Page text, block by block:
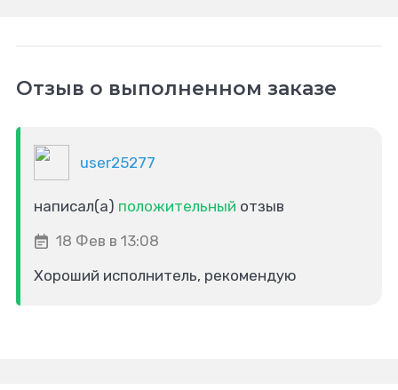
Отзыв о выполненном заказе
user25277
написал(а) положительный отзыв
18 Фев в 13:08
Хороший исполнитель, рекомендую